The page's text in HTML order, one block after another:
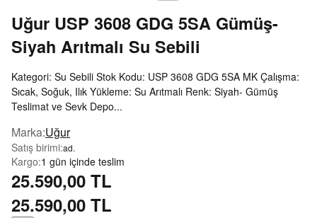
Uğur USP 3608 GDG 5SA Gümüş-
Siyah Arıtmalı Su Sebili
Kategori: Su Sebili Stok Kodu: USP 3608 GDG 5SA MK Çalışma:
Sıcak, Soğuk, Ilık Yükleme: Su Arıtmalı Renk: Siyah- Gümüş
Teslimat ve Sevk Depo...
Marka:Uğur
Satış birimi:ad.
Kargo:1 gün içinde teslim
25.590,00 TL
25.590,00 TL